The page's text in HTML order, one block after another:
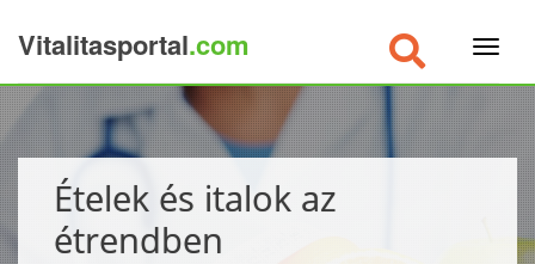
Vitalitasportal.com
Ételek és italok az
étrendben
×